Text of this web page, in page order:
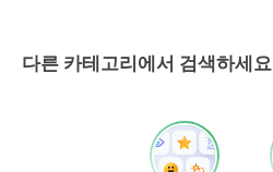
다른 카테고리에서 검색하세요